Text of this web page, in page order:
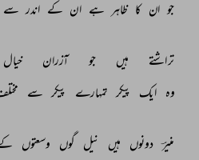
جو ان کا ظاہر ہے ان کے اندر سے
تراشتے ہیں جو آزران خیال
وہ ایک پیکر تمہارے پیکر سے
منیرؔ دونوں ہیں نیل گوں وسعتوں